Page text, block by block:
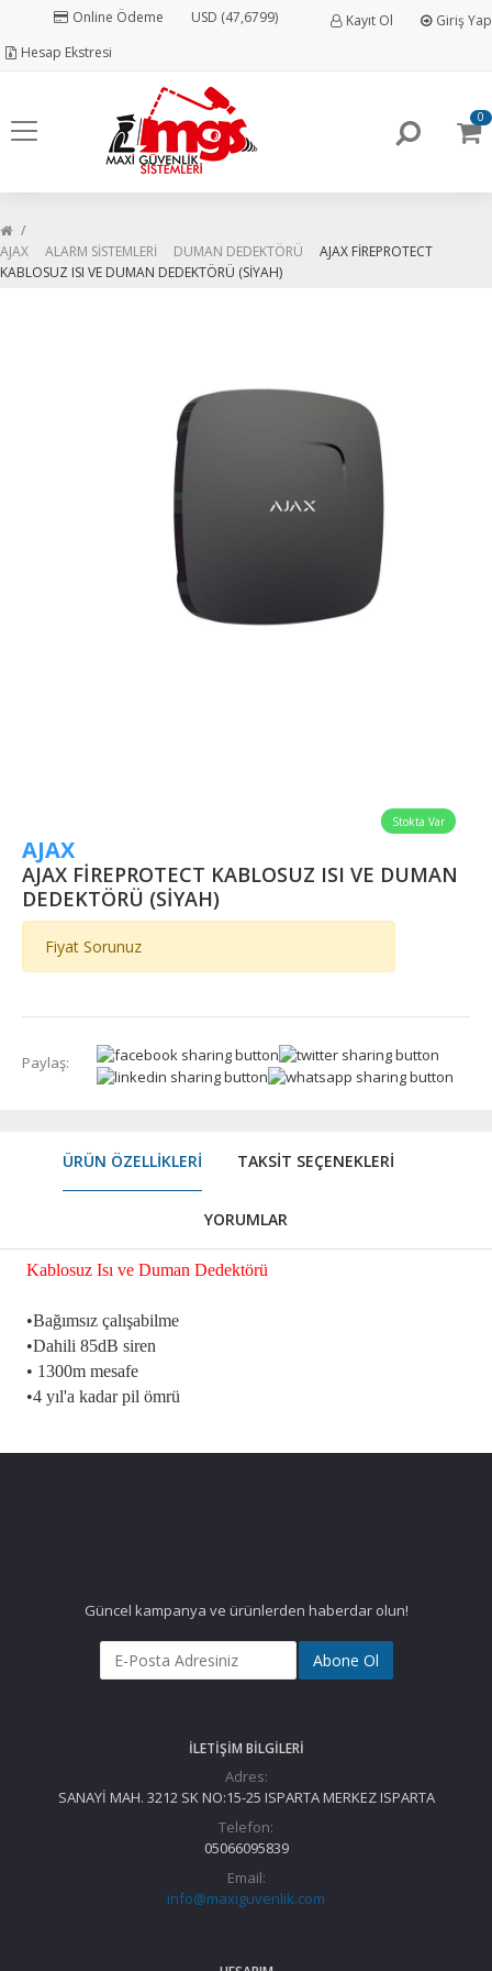
Online Ödeme
USD (47,6799)
Hesap Ekstresi
Kayıt Ol Giriş Yap
0
AJAX ALARM SİSTEMLERİ DUMAN DEDEKTÖRÜ
AJAX FİREPROTECT
KABLOSUZ ISI VE DUMAN DEDEKTÖRÜ (SİYAH)
Stokta Var
AJAX
AJAX FİREPROTECT KABLOSUZ ISI VE DUMAN
DEDEKTÖRÜ (SİYAH)
Fiyat Sorunuz
Paylaş:
ÜRÜN ÖZELLIKLERI TAKSIT SEÇENEKLERI
YORUMLAR
Kablosuz Isı ve Duman Dedektörü
•Bağımsız çalışabilme
•Dahili 85dB siren
• 1300m mesafe
•4 yıl'a kadar pil ömrü
Güncel kampanya ve ürünlerden haberdar olun!
Abone Ol
İLETIŞIM BILGILERI
Adres:
SANAYİ MAH. 3212 SK NO:15-25 ISPARTA MERKEZ ISPARTA
Telefon:
05066095839
Email:
info@maxiguvenlik.com